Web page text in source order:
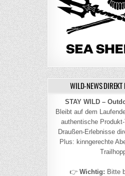
WILD-NEWS DIREKT
STAY WILD –
Bleibt auf dem
authentische
Draußen-Erlebnisse
Plus: kinngerechte
👉Wichtig: Bitte